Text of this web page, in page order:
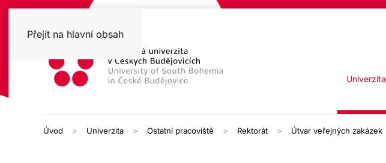
Přejít na hlavní obsah
Univerzita
Úvod Univerzita Ostatní pracoviště Rektorát Útvar veřejných zakázek